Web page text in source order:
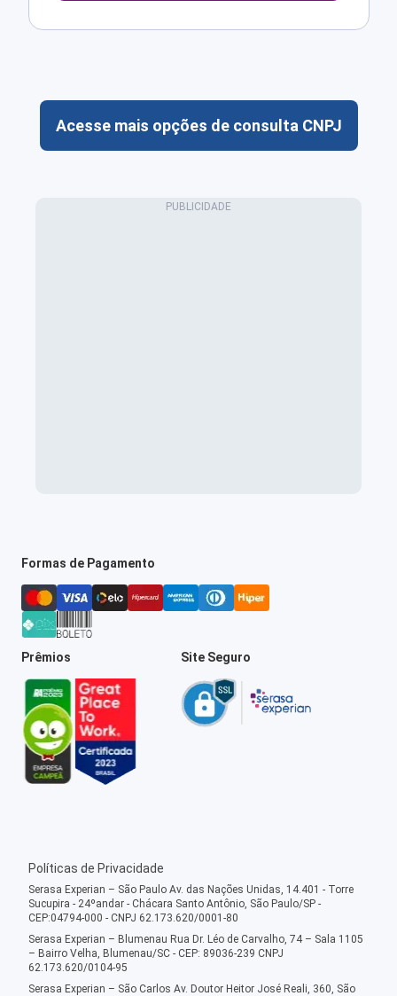
Acesse mais opções de consulta CNPJ
Formas de Pagamento
Prêmios Site Seguro
Políticas de Privacidade
Serasa Experian – São Paulo Av. das Nações Unidas, 14.401 - Torre
Sucupira - 24ºandar - Chácara Santo Antônio, São Paulo/SP -
CEP:04794-000 - CNPJ 62.173.620/0001-80
Serasa Experian – Blumenau Rua Dr. Léo de Carvalho, 74 – Sala 1105
– Bairro Velha, Blumenau/SC - CEP: 89036-239 CNPJ
62.173.620/0104-95
Serasa Experian – São Carlos Av. Doutor Heitor José Reali, 360, São